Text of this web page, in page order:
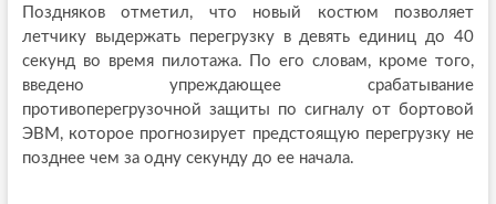
Поздняков отметил, что новый костюм позволяет
летчику выдержать перегрузку в девять единиц до 40
секунд во время пилотажа. По его словам, кроме того,
введено упреждающее срабатывание
противоперегрузочной защиты по сигналу от бортовой
ЭВМ, которое прогнозирует предстоящую перегрузку не
позднее чем за одну секунду до ее начала.